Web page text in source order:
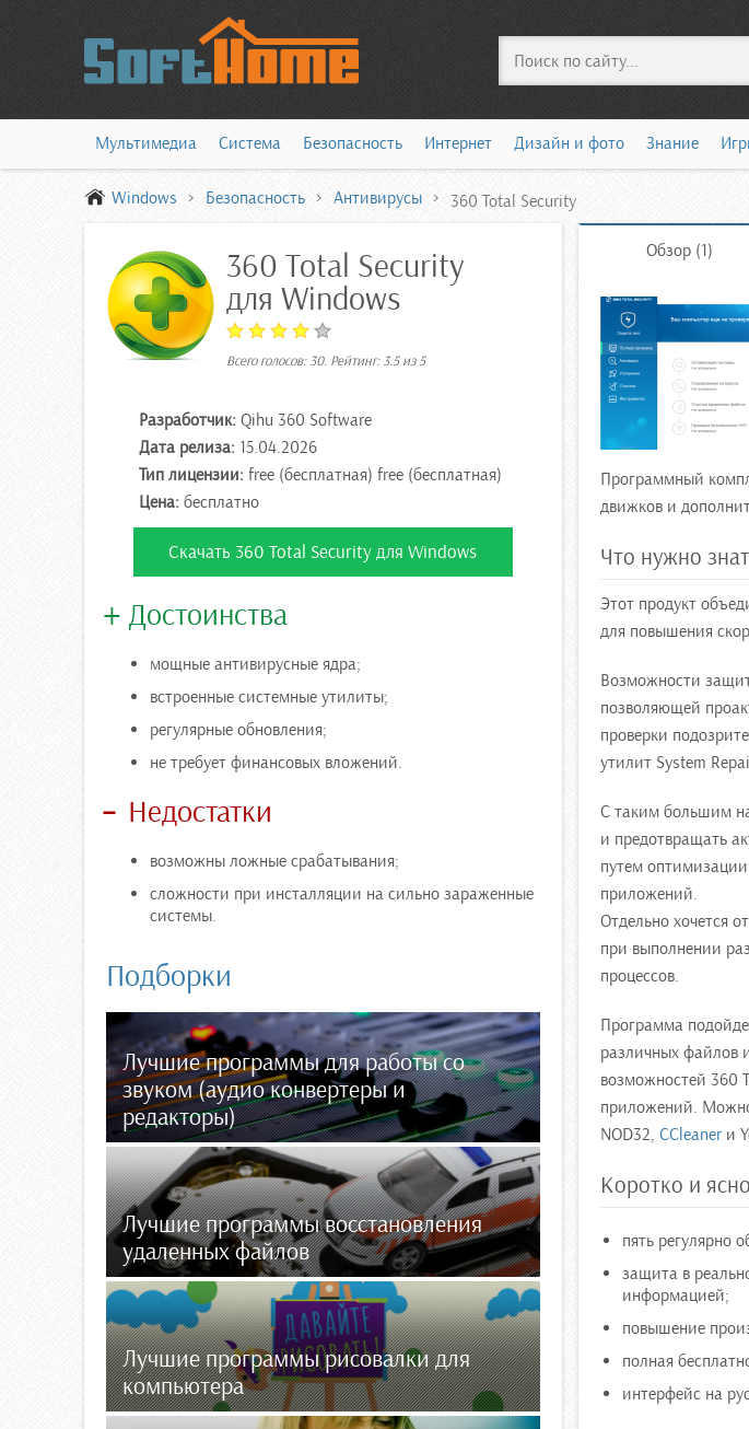
Поиск
Мультимедиа Система Безопасность Интернет Дизайн и фото Знание
Windows Безопасность Антивирусы 360 Total Security
360 Total Security
для Windows
Всего голосов:30. Рейтинг:3.5из5
Разработчик: Qihu 360 Software
Дата релиза: 15.04.2026
Тип лицензии: free (бесплатная) free (бесплатная)
Цена: бесплатно
Скачать 360 Total Security для Windows
Достоинства
мощные антивирусные ядра;
встроенные системные утилиты;
регулярные обновления;
не требует финансовых вложений.
Недостатки
возможны ложные срабатывания;
сложности при инсталляции на сильно зараженные
системы.
Подборки
Лучшие программы для работы со
звуком (аудио конвертеры и
редакторы)
Лучшие программы восстановления
удаленных файлов
Лучшие программы рисовалки для
компьютера
Обзор (1)
Программный
движков и
Что нужно
Этот продукт
для повышения
Возможности
позволяющей
проверки
утилит System
С таким большим
и предотвращать
путем
приложений.
Отдельно хочется
при выполнении
процессов.
Программа
различных файлов
возможностей 360
приложений. Можно
NOD32, CCleanerи
Коротко и
пять регулярно
защита в
информацией;
повышение
полная
интерфейс на